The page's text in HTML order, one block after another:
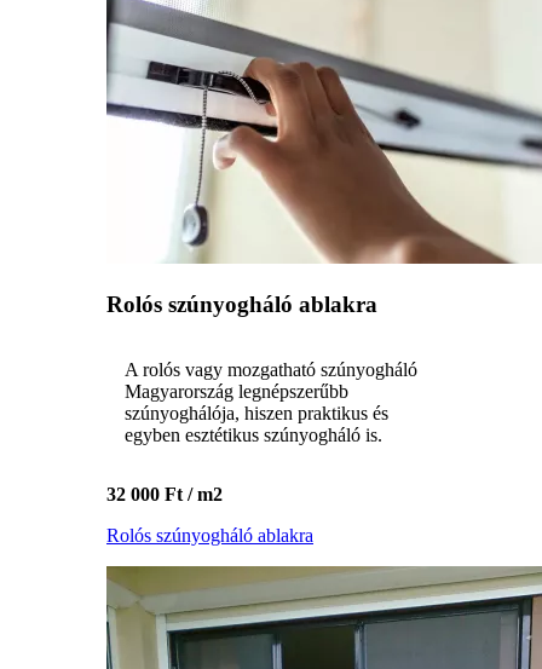
Rolós szúnyogháló ablakra
A rolós vagy mozgatható szúnyogháló
Magyarország legnépszerűbb
szúnyoghálója, hiszen praktikus és
egyben esztétikus szúnyogháló is.
32 000 Ft / m2
Rolós szúnyogháló ablakra